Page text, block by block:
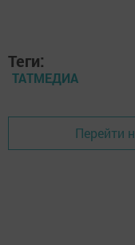
Теги:
ТАТМЕДИА
Перейти